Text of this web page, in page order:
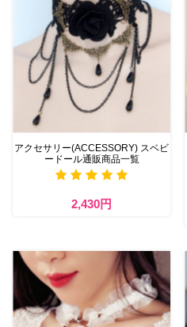
アクセサリー(ACCESSORY) スベビ
ードール通販商品一覧
2,430円